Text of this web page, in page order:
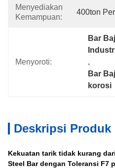
Menyediakan
Kemampuan:
400ton
Menyoroti:
Bar
,
Bar
korosi
Deskripsi Produk
Kekuatan tarik tidak kurang
Steel Bar dengan Toleransi F7